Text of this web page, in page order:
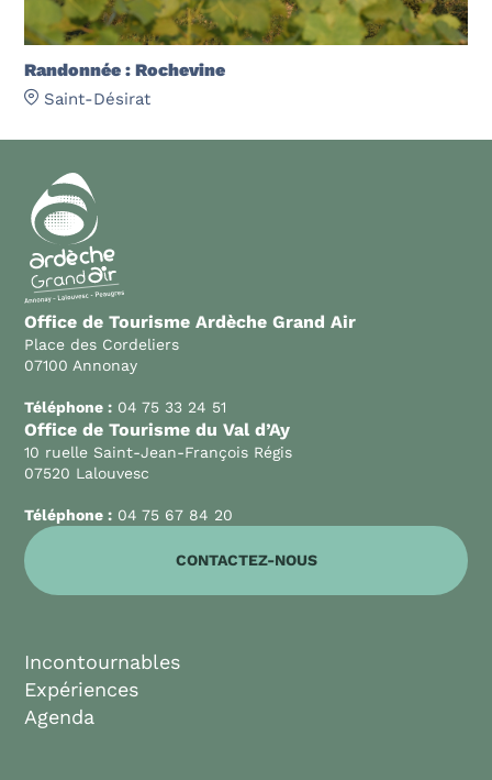
Randonnée : Rochevine
Saint-Désirat
Office de Tourisme Ardèche Grand Air
Place des Cordeliers
07100 Annonay
Téléphone : 04 75 33 24 51
Office de Tourisme du Val d’Ay
10 ruelle Saint-Jean-François Régis
07520 Lalouvesc
Téléphone : 04 75 67 84 20
CONTACTEZ-NOUS
Incontournables
Expériences
Agenda